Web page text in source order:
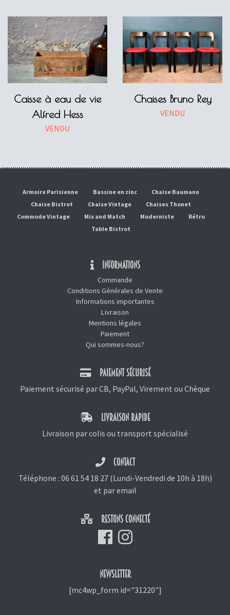
Caisse à eau de vie
Alfred Hess
VENDU
Chaises Bruno Rey
VENDU
Armoire Parisienne Bassine en zinc
Chaise Baumann
Chaise Bistrot
Chaise Vintage
Chaises Thonet
Commode Vintage
Mix and Match Moderniste
Rétro
Table Bistrot
INFORMATIONS
Commande
Conditions Générales de Vente
Informations importantes
Livraison
Mentions légales
Paiement
Qui sommes-nous?
PAIEMENT SÉCURISÉ
Paiement sécurisé par CB, PayPal, Virement ou Chèque
LIVRAISON RAPIDE
Livraison par colis ou transport spécialisé
CONTACT
Téléphone : 06 61 54 18 27(Lundi-Vendredi de 10h à 18h)
et par email
RESTONS CONNECTÉ
NEWSLETTER
[mc4wp_form id="31220"]